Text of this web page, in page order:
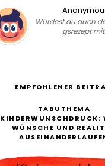
Würdest du auch
gsrezept
EMPFOHLENER
TABUTHEMA
KINDERWUNSCHDRUCK:
WÜNSCHE UND